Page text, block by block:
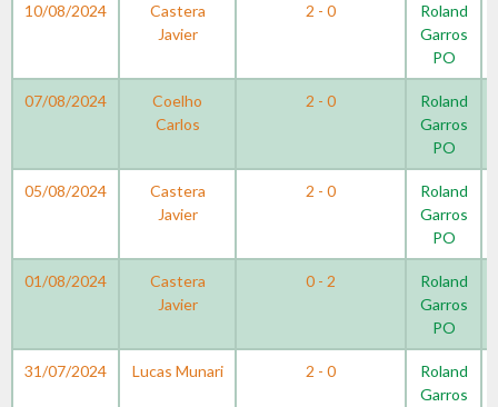
10/08/2024
Castera
Javier
2 - 0
Roland
Garros
PO
07/08/2024
Coelho
Carlos
2 - 0
Roland
Garros
PO
05/08/2024
Castera
Javier
2 - 0
Roland
Garros
PO
01/08/2024
Castera
Javier
0 - 2
Roland
Garros
PO
31/07/2024 Lucas Munari 2 - 0
Roland
Garros